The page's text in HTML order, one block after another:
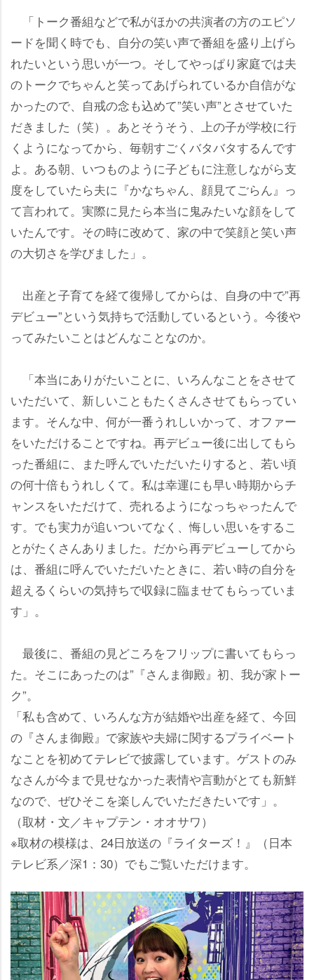
「トーク番組などで私がほかの共演者の方のエピソ
ードを聞く時でも、自分の笑い声で番組を盛り上げら
れたいという思いが一つ。そしてやっぱり家庭では夫
のトークでちゃんと笑ってあげられているか自信がな
かったので、自戒の念も込めて”笑い声”とさせていた
だきました（笑）。あとそうそう、上の子が学校に行
くようになってから、毎朝すごくバタバタするんです
よ。ある朝、いつものように子どもに注意しながら支
度をしていたら夫に『かなちゃん、顔見てごらん』っ
て言われて。実際に見たら本当に鬼みたいな顔をして
いたんです。その時に改めて、家の中で笑顔と笑い声
の大切さを学びました」。
出産と子育てを経て復帰してからは、自身の中で”再
デビュー”という気持ちで活動しているという。今後
ってみたいことはどんなことなのか。
「本当にありがたいことに、いろんなことをさせて
いただいて、新しいこともたくさんさせてもらってい
ます。そんな中、何が一番うれしいかって、オファー
をいただけることですね。再デビュー後に出してもら
った番組に、また呼んでいただいたりすると、若い頃
の何十倍もうれしくて。私は幸運にも早い時期からチ
ャンスをいただけて、売れるようになっちゃったんで
す。でも実力が追いついてなく、悔しい思いをするこ
とがたくさんありました。だから再デビューしてから
は、番組に呼んでいただいたときに、若い時の自分を
超えるくらいの気持ちで収録に臨ませてもらっていま
す」。
最後に、番組の見どころをフリップに書いてもらっ
た。そこにあったのは”『さんま御殿』初、我が家トー
ク”。
「私も含めて、いろんな方が結婚や出産を経て、今回
の『さんま御殿』で家族や夫婦に関するプライベート
なことを初めてテレビで披露しています。ゲストのみ
なさんが今まで見せなかった表情や言動がとても新鮮
なので、ぜひそこを楽しんでいただきたいです」。
（取材・文／キャプテン・オオサワ）
※取材の模様は、24日放送の『ライターズ！』（日本
テレビ系／深1：30）でもご覧いただけます。